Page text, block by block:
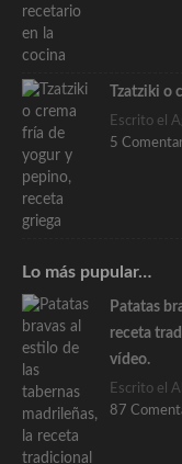
Tzatziki o
Escrito el
5
Lo más pupular…
Patatas
receta
vídeo.
Escrito el
87